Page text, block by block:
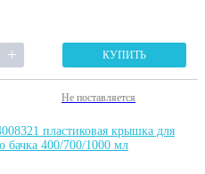
КУПИТЬ
Не поставляется
пластиковая крышка для
бачка 400/700/1000 мл